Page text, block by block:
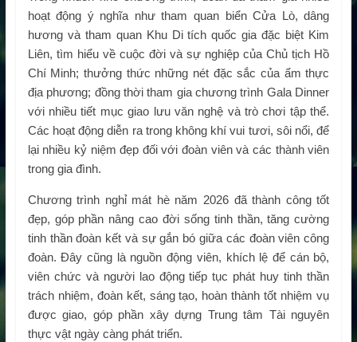
hoạt động ý nghĩa như tham quan biển Cửa Lò, dâng
hương và tham quan Khu Di tích quốc gia đặc biệt Kim
Liên, tìm hiểu về cuộc đời và sự nghiệp của Chủ tịch Hồ
Chí Minh; thưởng thức những nét đặc sắc của ẩm thực
địa phương; đồng thời tham gia chương trình Gala Dinner
với nhiều tiết mục giao lưu văn nghệ và trò chơi tập thể.
Các hoạt động diễn ra trong không khí vui tươi, sôi nổi, để
lại nhiều kỷ niệm đẹp đối với đoàn viên và các thành viên
trong gia đình.
Chương trình nghỉ mát hè năm 2026 đã thành công tốt
đẹp, góp phần nâng cao đời sống tinh thần, tăng cường
tinh thần đoàn kết và sự gắn bó giữa các đoàn viên công
đoàn. Đây cũng là nguồn động viên, khích lệ để cán bộ,
viên chức và người lao động tiếp tục phát huy tinh thần
trách nhiệm, đoàn kết, sáng tạo, hoàn thành tốt nhiệm vụ
được giao, góp phần xây dựng Trung tâm Tài nguyên
thực vật ngày càng phát triển.